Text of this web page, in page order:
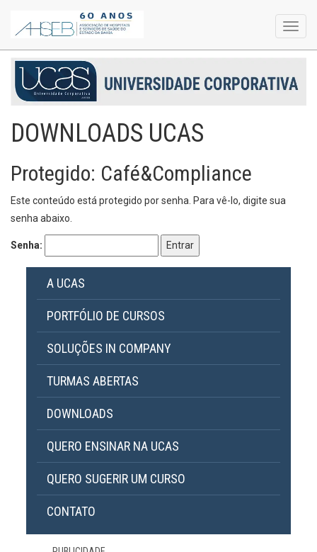
DOWNLOADS UCAS
Protegido: Café&Compliance
Este conteúdo está protegido por senha. Para vê-lo, digite sua
senha abaixo.
Senha:
A UCAS
PORTFÓLIO DE CURSOS
SOLUÇÕES IN COMPANY
TURMAS ABERTAS
DOWNLOADS
QUERO ENSINAR NA UCAS
QUERO SUGERIR UM CURSO
CONTATO